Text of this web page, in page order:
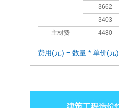
3662
3403
主材费
4480
费用(元) = 数量 * 单价(元)